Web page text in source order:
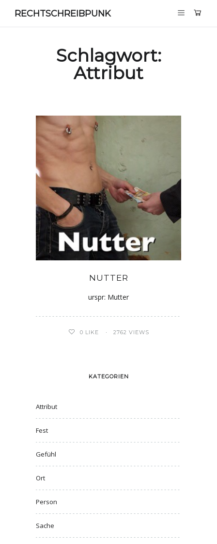
RECHTSCHREIBPUNK
Schlagwort:
Attribut
NUTTER
urspr: Mutter
0 LIKE 2762 VIEWS
KATEGORIEN
Attribut
Fest
Gefühl
Ort
Person
Sache